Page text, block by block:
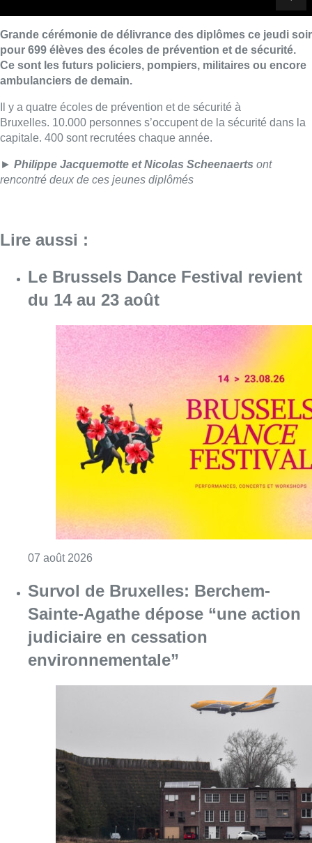
Grande cérémonie de délivrance des diplômes ce jeudi soir
pour 699 élèves des écoles de prévention et de sécurité.
Ce sont les futurs policiers, pompiers, militaires ou encore
ambulanciers de demain.
Il y a quatre écoles de prévention et de sécurité à
Bruxelles. 10.000 personnes s’occupent de la sécurité dans la
capitale. 400 sont recrutées chaque année.
► Philippe Jacquemotte et Nicolas Scheenaerts ont
rencontré deux de ces jeunes diplômés
Lire aussi :
Le Brussels Dance Festival revient
du 14 au 23 août
07 août 2026
Survol de Bruxelles: Berchem-
Sainte-Agathe dépose “une action
judiciaire en cessation
environnementale”